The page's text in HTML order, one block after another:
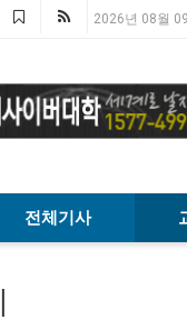
2026년 08월
전체기사